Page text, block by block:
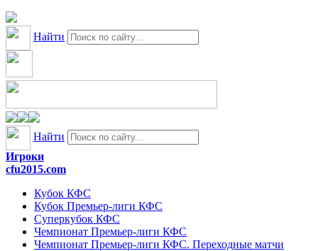
Найти
Найти
Игроки
cfu2015.com
Кубок КФС
Кубок Премьер-лиги КФС
Суперкубок КФС
Чемпионат Премьер-лиги КФС
Чемпионат Премьер-лиги КФС. Переходные матчи